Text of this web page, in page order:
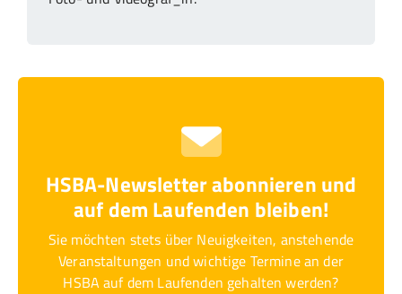
HSBA-Newsletter abonnieren und
auf dem Laufenden bleiben!
Sie möchten stets über Neuigkeiten, anstehende
Veranstaltungen und wichtige Termine an der
HSBA auf dem Laufenden gehalten werden?